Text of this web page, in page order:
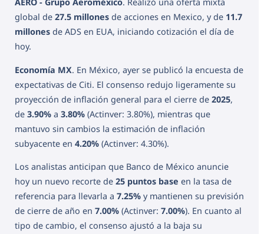
AERO - Grupo Aeroméxico. Realizó una oferta mixta
global de 27.5 millones de acciones en Mexico, y de 11.7
millones de ADS en EUA, iniciando cotización el día de
hoy.
Economía MX. En México, ayer se publicó la encuesta de
expectativas de Citi. El consenso redujo ligeramente su
proyección de inflación general para el cierre de 2025,
de 3.90% a 3.80% (Actinver: 3.80%), mientras que
mantuvo sin cambios la estimación de inflación
subyacente en 4.20% (Actinver: 4.30%).
Los analistas anticipan que Banco de México anuncie
hoy un nuevo recorte de 25 puntos base en la tasa de
referencia para llevarla a 7.25% y mantienen su previsión
de cierre de año en 7.00% (Actinver: 7.00%). En cuanto al
tipo de cambio, el consenso ajustó a la baja su